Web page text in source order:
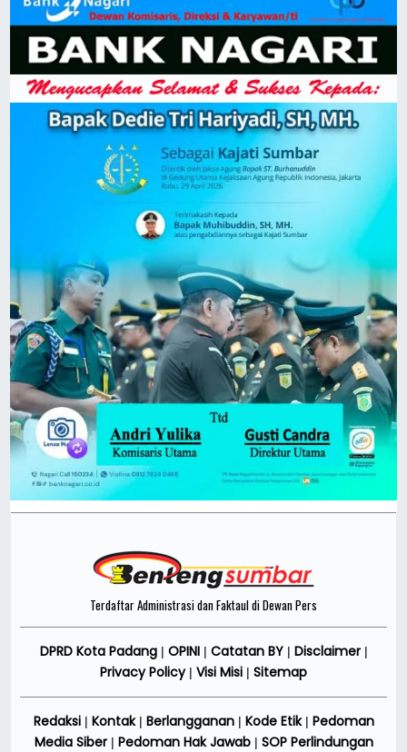
Terdaftar Administrasi dan Faktaul di Dewan Pers
DPRD Kota Padang| OPINI| Catatan BY| Disclaimer|
Privacy Policy| Visi Misi | Sitemap
Redaksi| Kontak| Berlangganan| Kode Etik| Pedoman
Media Siber| Pedoman Hak Jawab| SOP Perlindungan